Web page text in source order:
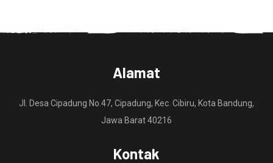
Alamat
Jl. Desa Cipadung No.47, Cipadung, Kec. Cibiru, Kota Bandung,
Jawa Barat 40216
Kontak